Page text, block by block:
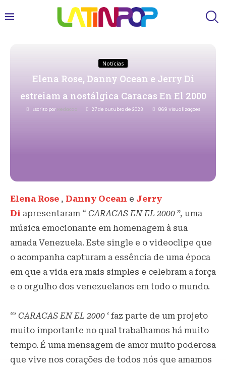
Notícias
Elena Rose, Danny Ocean e Jerry Di
estreiam a nostálgica Caracas En El 2000
Escrito por Redacao 27 de outubro de 2023 869 Visualizações
Elena Rose , Danny Ocean e Jerry
Di apresentaram “ CARACAS EN EL 2000 ”, uma
música emocionante em homenagem à sua
amada Venezuela. Este single e o videoclipe que
o acompanha capturam a essência de uma época
em que a vida era mais simples e celebram a força
e o orgulho dos venezuelanos em todo o mundo.
“’ CARACAS EN EL 2000 ‘ faz parte de um projeto
muito importante no qual trabalhamos há muito
tempo. É uma mensagem de amor muito poderosa
que vive nos corações de todos nós que amamos